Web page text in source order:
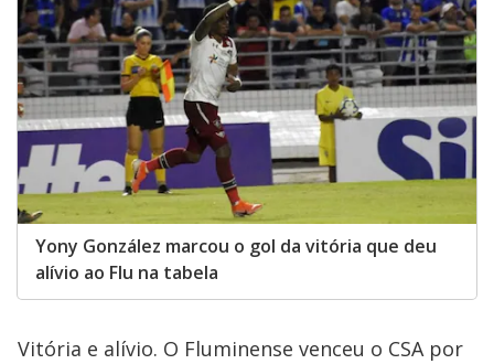
Yony González marcou o gol da vitória que deu
alívio ao Flu na tabela
Vitória e alívio. O Fluminense venceu o CSA por